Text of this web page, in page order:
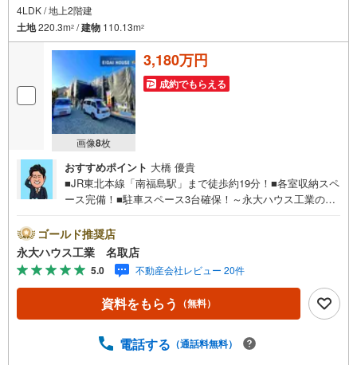
4LDK / 地上2階建
土地220.3m2 /建物 110.13m2
画像8枚
3,180万円
成約でもらえる
おすすめポイント 大橋 優貴
■JR東北本線「南福島駅」まで徒歩約19分！■各室収納スペ
ース完備！■駐車スペース3台確保！～永大ハウス工業の強
では当社の強みを大きく2つに分けてご紹介！1.＜豊富な不
動産知識＞戸建・マンション・土地…と種別を問わず不動
産を取り扱っております。さらに教育施設や商業施設、子
育て環境や行政などの地域情報を総合し、お客様により良
い物件選びをしていただけるよう、しっかりとサポートさ
せていただきます。2.＜経験豊富なスタッフ＞当社では
関する様々なご相談はもちろん、ご購入時に気になる住宅
ゴールド推奨店
永大ハウス工業 名取店
5.0 不動産会社レビュー 20件
資料をもらう （無料）
電話する （通話料無料）